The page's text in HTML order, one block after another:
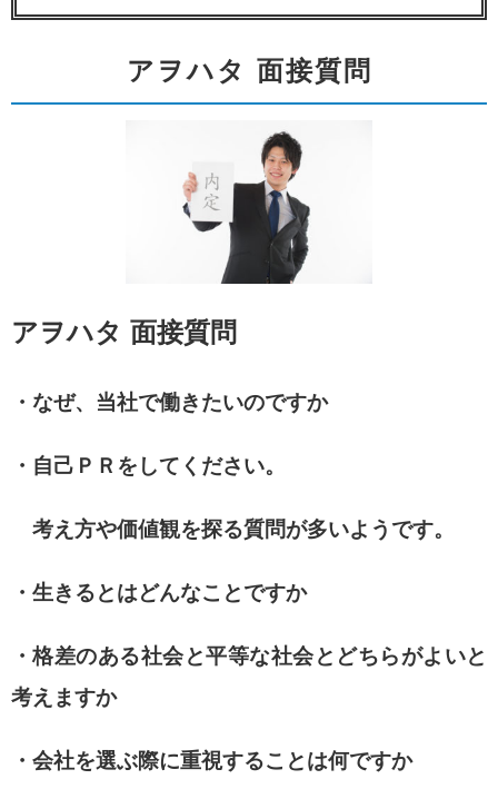
アヲハタ 面接質問
アヲハタ 面接質問
・なぜ、当社で働きたいのですか
・自己ＰＲをしてください。
考え方や価値観を探る質問が多いようです。
・生きるとはどんなことですか
・格差のある社会と平等な社会とどちらがよいと
考えますか
・会社を選ぶ際に重視することは何ですか